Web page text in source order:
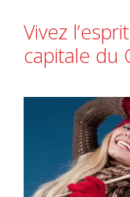
Vivez
capitale du